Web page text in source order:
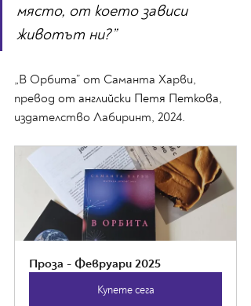
място, от което зависи
животът ни?”
„В Орбита” от Саманта Харви,
превод от английски Петя Петкова,
издателство Лабиринт, 2024.
Проза - Февруари 2025
Купете сега